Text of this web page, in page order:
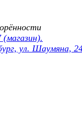
(магазин).
ул. Шаумяна,